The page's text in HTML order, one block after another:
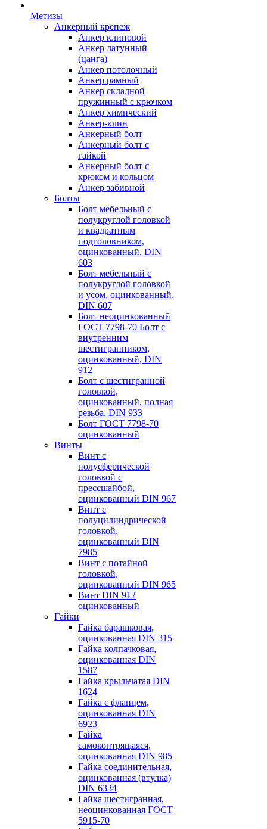
Метизы
Анкерный крепеж
Анкер клиновой
Анкер латунный
(цанга)
Анкер потолочный
Анкер рамный
Анкер складной
пружинный с крючком
Анкер химический
Анкер-клин
Анкерный болт
Анкерный болт с
гайкой
Анкерный болт с
крюком и кольцом
Анкер забивной
Болты
Болт мебельный с
полукруглой головкой
и квадратным
подголовником,
оцинкованный, DIN
603
Болт мебельный с
полукруглой головкой
и усом, оцинкованный,
DIN 607
Болт неоцинкованный
ГОСТ 7798-70 Болт с
внутренним
шестигранником,
оцинкованный, DIN
912
Болт с шестигранной
головкой,
оцинкованный, полная
резьба, DIN 933
Болт ГОСТ 7798-70
оцинкованный
Винты
Винт с
полусферической
головкой с
пресcшайбой,
оцинкованный DIN 967
Винт с
полуцилиндрической
головкой,
оцинкованный DIN
7985
Винт с потайной
головкой,
оцинкованный DIN 965
Винт DIN 912
оцинкованный
Гайки
Гайка барашковая,
оцинкованная DIN 315
Гайка колпачковая,
оцинкованная DIN
1587
Гайка крыльчатая DIN
1624
Гайка с фланцем,
оцинкованная DIN
6923
Гайка
самоконтрящаяся,
оцинкованная DIN 985
Гайка соединительная,
оцинкованная (втулка)
DIN 6334
Гайка шестигранная,
неоцинкованная ГОСТ
5915-70